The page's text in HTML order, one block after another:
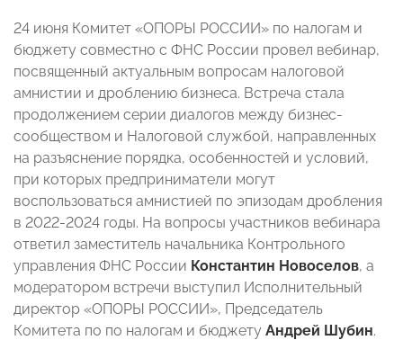
24 июня Комитет «ОПОРЫ РОССИИ» по налогам и
бюджету совместно с ФНС России провел вебинар,
посвященный актуальным вопросам налоговой
амнистии и дроблению бизнеса. Встреча стала
продолжением серии диалогов между бизнес-
сообществом и Налоговой службой, направленных
на разъяснение порядка, особенностей и условий,
при которых предприниматели могут
воспользоваться амнистией по эпизодам дробления
в 2022-2024 годы. На вопросы участников вебинара
ответил заместитель начальника Контрольного
управления ФНС России Константин Новоселов, а
модератором встречи выступил Исполнительный
директор «ОПОРЫ РОССИИ», Председатель
Комитета по по налогам и бюджету Андрей Шубин.